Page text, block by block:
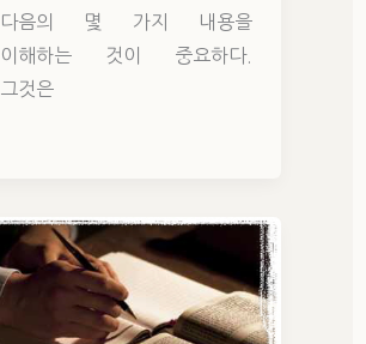
다음의 몇 가지 내용을
이해하는 것이 중요하다.
그것은